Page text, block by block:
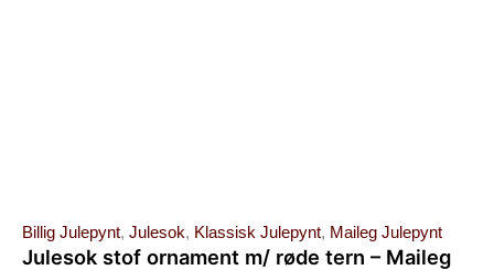
Billig Julepynt, Julesok, Klassisk Julepynt, Maileg Julepynt
Julesok stof ornament m/ røde tern – Maileg